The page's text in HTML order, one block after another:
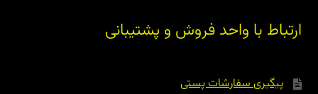
ارتباط با واحد فروش و پشتیبانی
پیگیری سفارشات پستی